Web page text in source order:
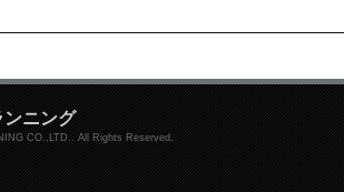
ンニング
CO.,LTD.. All Rights Reserved.